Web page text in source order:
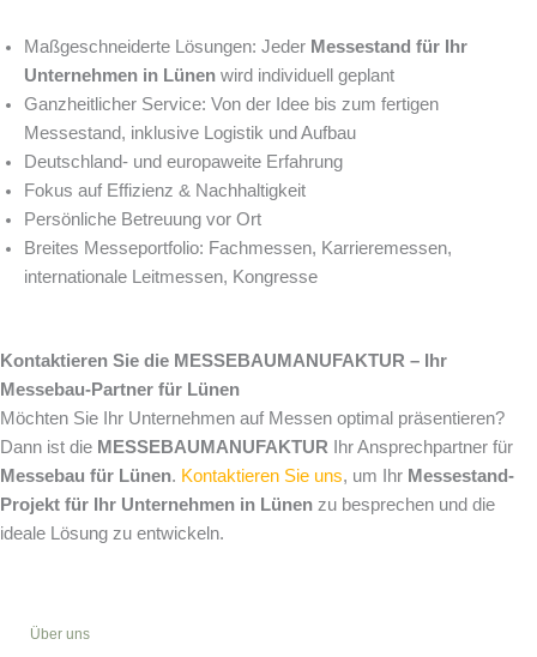
Maßgeschneiderte Lösungen: Jeder Messestand für Ihr
Unternehmen in Lünen wird individuell geplant
Ganzheitlicher Service: Von der Idee bis zum fertigen
Messestand, inklusive Logistik und Aufbau
Deutschland- und europaweite Erfahrung
Fokus auf Effizienz & Nachhaltigkeit
Persönliche Betreuung vor Ort
Breites Messeportfolio: Fachmessen, Karrieremessen,
internationale Leitmessen, Kongresse
Kontaktieren Sie die MESSEBAUMANUFAKTUR – Ihr
Messebau-Partner für Lünen
Möchten Sie Ihr Unternehmen auf Messen optimal präsentieren?
Dann ist die MESSEBAUMANUFAKTUR Ihr Ansprechpartner für
Messebau für Lünen. Kontaktieren Sie uns, um Ihr Messestand-
Projekt für Ihr Unternehmen in Lünen zu besprechen und die
ideale Lösung zu entwickeln.
Über uns